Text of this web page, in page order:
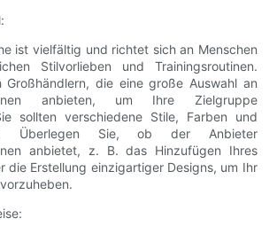
ist vielfältig und richtet sich an Menschen
Stilvorlieben und Trainingsroutinen.
Großhändlern, die eine große Auswahl an
anbieten, um Ihre Zielgruppe
sollten verschiedene Stile, Farben und
Überlegen Sie, ob der Anbieter
anbietet, z. B. das Hinzufügen Ihres
die Erstellung einzigartiger Designs, um Ihr